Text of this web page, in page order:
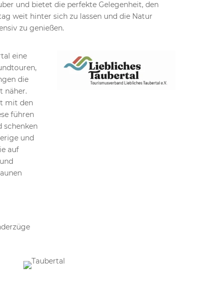
und bietet die perfekte Gelegenheit, den
weit hinter sich zu lassen und die Natur
zu genießen.
eine
die
näher.
mit den
führen
schenken
und
auf